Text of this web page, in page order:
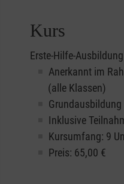
Kurs
Erste-Hilfe-Ausbildung
Anerkannt im
(alle Klassen)
Inklusive
Kursumfang: 9
Preis: 65,00 €